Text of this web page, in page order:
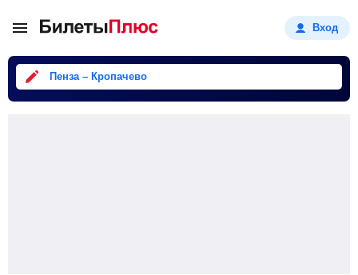
Вход
Пенза – Кропачево